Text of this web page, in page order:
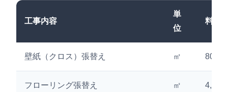
工事内容
単
位
料金
壁紙（クロス）張替え ㎡ 800
フローリング張替え ㎡ 4,500